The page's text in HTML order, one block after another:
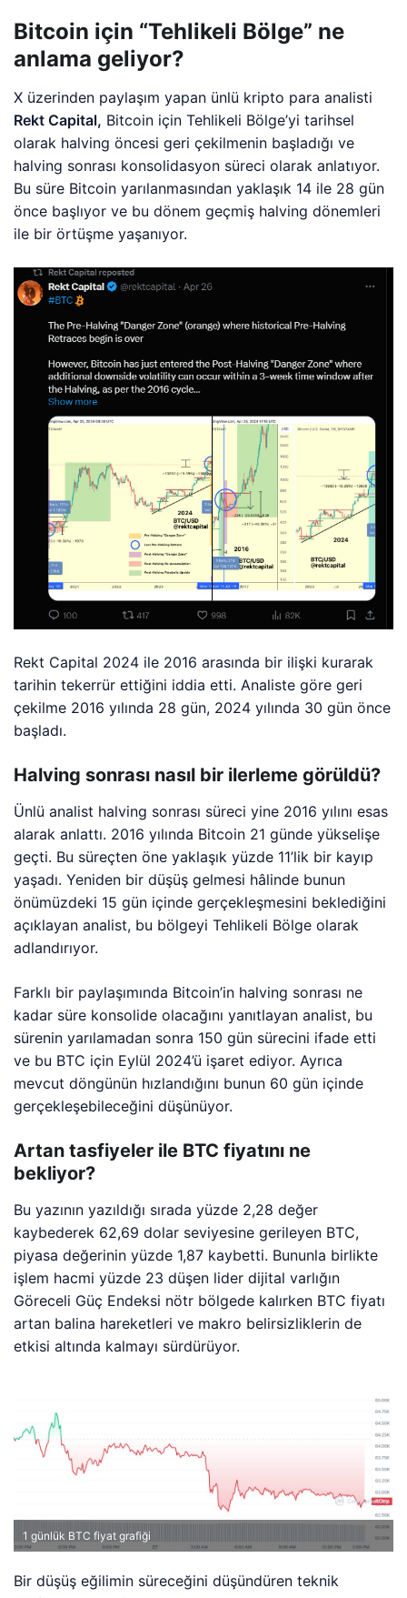
Bitcoin için “Tehlikeli Bölge” ne
anlama geliyor?
X üzerinden paylaşım yapan ünlü kripto para analisti
Rekt Capital, Bitcoin için Tehlikeli Bölge’yi tarihsel
olarak halving öncesi geri çekilmenin başladığı ve
halving sonrası konsolidasyon süreci olarak anlatıyor.
Bu süre Bitcoin yarılanmasından yaklaşık 14 ile 28 gün
önce başlıyor ve bu dönem geçmiş halving dönemleri
ile bir örtüşme yaşanıyor.
Rekt Capital 2024 ile 2016 arasında bir ilişki kurarak
tarihin tekerrür ettiğini iddia etti. Analiste göre geri
çekilme 2016 yılında 28 gün, 2024 yılında 30 gün önce
başladı.
Halving sonrası nasıl bir ilerleme görüldü?
Ünlü analist halving sonrası süreci yine 2016 yılını esas
alarak anlattı. 2016 yılında Bitcoin 21 günde yükselişe
geçti. Bu süreçten öne yaklaşık yüzde 11’lik bir kayıp
yaşadı. Yeniden bir düşüş gelmesi hâlinde bunun
önümüzdeki 15 gün içinde gerçekleşmesini beklediğini
açıklayan analist, bu bölgeyi Tehlikeli Bölge olarak
adlandırıyor.
Farklı bir paylaşımında Bitcoin’in halving sonrası ne
kadar süre konsolide olacağını yanıtlayan analist, bu
sürenin yarılamadan sonra 150 gün sürecini ifade etti
ve bu BTC için Eylül 2024’ü işaret ediyor. Ayrıca
mevcut döngünün hızlandığını bunun 60 gün içinde
gerçekleşebileceğini düşünüyor.
Artan tasfiyeler ile BTC fiyatını ne
bekliyor?
Bu yazının yazıldığı sırada yüzde 2,28 değer
kaybederek 62,69 dolar seviyesine gerileyen BTC,
piyasa değerinin yüzde 1,87 kaybetti. Bununla birlikte
işlem hacmi yüzde 23 düşen lider dijital varlığın
Göreceli Güç Endeksi nötr bölgede kalırken BTC fiyatı
artan balina hareketleri ve makro belirsizliklerin de
etkisi altında kalmayı sürdürüyor.
1 günlük BTC fiyat grafiği
Bir düşüş eğilimin süreceğini düşündüren teknik